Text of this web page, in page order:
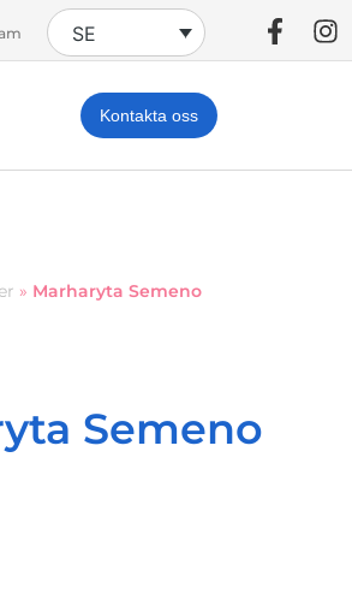
SE
Kontakta oss
» Marharyta Semeno
Semeno